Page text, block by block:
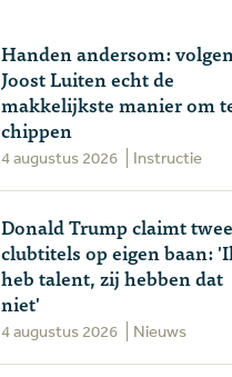
Handen andersom:
Joost Luiten echt de
makkelijkste manier om
chippen
4 augustus 2026 Instructie
Donald Trump claimt twee
clubtitels op eigen baan:
heb talent, zij hebben dat
niet'
4 augustus 2026 Nieuws